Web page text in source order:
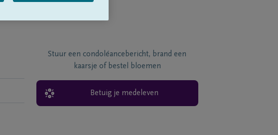
Stuur een condoléancebericht, brand een
kaarsje of bestel bloemen
Betuig je medeleven